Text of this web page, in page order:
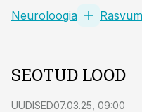
Neuroloogia
SEOTUD LOOD
UUDISED07.03.25, 09:00